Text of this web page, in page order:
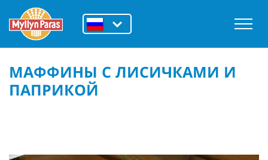
МАФФИНЫ С ЛИСИЧКАМИ И
ПАПРИКОЙ